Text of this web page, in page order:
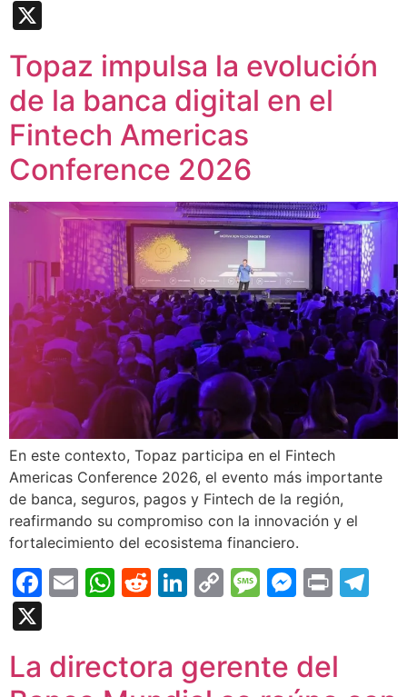
Topaz impulsa la evolución
de la banca digital en el
Fintech Americas
Conference 2026
En este contexto, Topaz participa en el Fintech
Americas Conference 2026, el evento más importante
de banca, seguros, pagos y Fintech de la región,
reafirmando su compromiso con la innovación y el
fortalecimiento del ecosistema financiero.
Facebook
EmailWhatsApp
Reddit
LinkedIn
CopyMessage
Print
La directora gerente del